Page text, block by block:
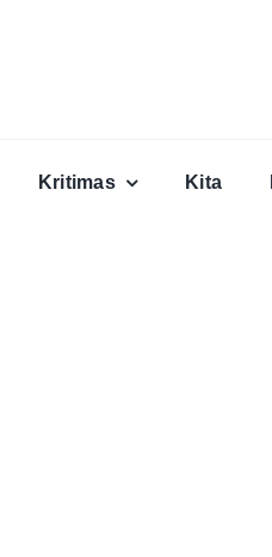
Kritimas Kita